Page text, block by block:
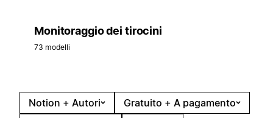
Monitoraggio dei tirocini
73 modelli
Notion + Autori
Gratuito + A pagamento